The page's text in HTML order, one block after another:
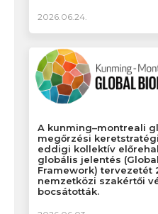
2026.06.24.
A kunming–montreali
megőrzési
eddigi kollektív
globális jelentés
Framework) tervezetét
nemzetközi szakértői
bocsátották.